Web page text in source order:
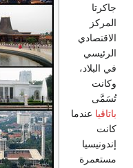
جاكرتا
المركز
الاقتصادي
الرئيسي
في البلاد،
وكانت
تُسَمَّى
باتاڤيا عندما
كانت
إندونيسيا
مستعمرة